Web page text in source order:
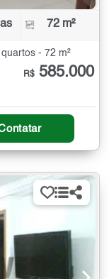
72 m²
- 72 m²
R$ 585.000